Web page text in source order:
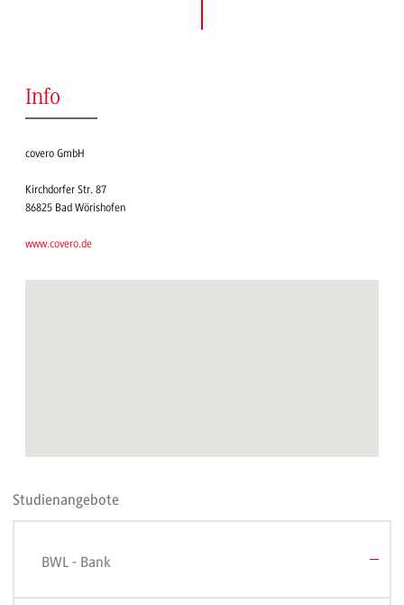
Info
covero GmbH
Kirchdorfer Str. 87
86825 Bad Wörishofen
www.covero.de
Studienangebote
BWL - Bank